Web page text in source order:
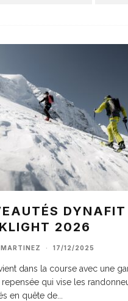
DYNAFIT
2026
· 17/12/2025
dans la course avec une
repensée qui vise les
en quête de